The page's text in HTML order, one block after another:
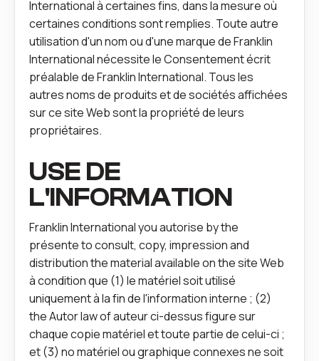
International à certaines fins, dans la mesure où
certaines conditions sont remplies. Toute autre
utilisation d'un nom ou d'une marque de Franklin
International nécessite le Consentement écrit
préalable de Franklin International. Tous les
autres noms de produits et de sociétés affichées
sur ce site Web sont la propriété de leurs
propriétaires.
USE DE
L'INFORMATION
Franklin International you autorise by the
présente to consult, copy, impression and
distribution the material available on the site Web
à condition que (1) le matériel soit utilisé
uniquement à la fin de l'information interne ; (2)
the Autor law of auteur ci-dessus figure sur
chaque copie matériel et toute partie de celui-ci ;
et (3) no matériel ou graphique connexes ne soit